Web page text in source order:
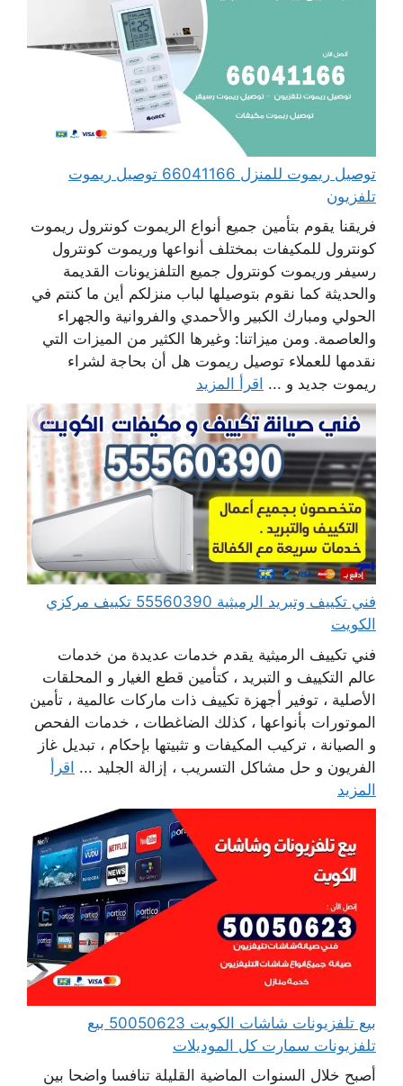
توصيل ريموت للمنزل 66041166 توصيل ريموت
تلفزيون
فريقنا يقوم بتأمين جميع أنواع الريموت كونترول ريموت
كونترول للمكيفات بمختلف أنواعها وريموت كونترول
رسيفر وريموت كونترول جميع التلفزيونات القديمة
والحديثة كما نقوم بتوصيلها لباب منزلكم أين ما كنتم في
الحولي ومبارك الكبير والأحمدي والفروانية والجهراء
والعاصمة. ومن ميزاتنا: وغيرها الكثير من الميزات التي
نقدمها للعملاء توصيل ريموت هل أن بحاجة لشراء
ريموت جديد و ... اقرأ المزيد
فني تكييف وتبريد الرميثية 55560390 تكييف مركزي
الكويت
فني تكييف الرميثية يقدم خدمات عديدة من خدمات
عالم التكييف و التبريد ، كتأمين قطع الغيار و المحلقات
الأصلية ، توفير أجهزة تكييف ذات ماركات عالمية ، تأمين
الموتورات بأنواعها ، كذلك الضاغطات ، خدمات الفحص
و الصيانة ، تركيب المكيفات و تثبيتها بإحكام ، تبديل غاز
الفريون و حل مشاكل التسريب ، إزالة الجليد ... اقرأ
المزيد
بيع تلفزيونات شاشات الكويت 50050623 بيع
تلفزيونات سمارت كل الموديلات
أصبح خلال السنوات الماضية القليلة تنافسا واضحا بين